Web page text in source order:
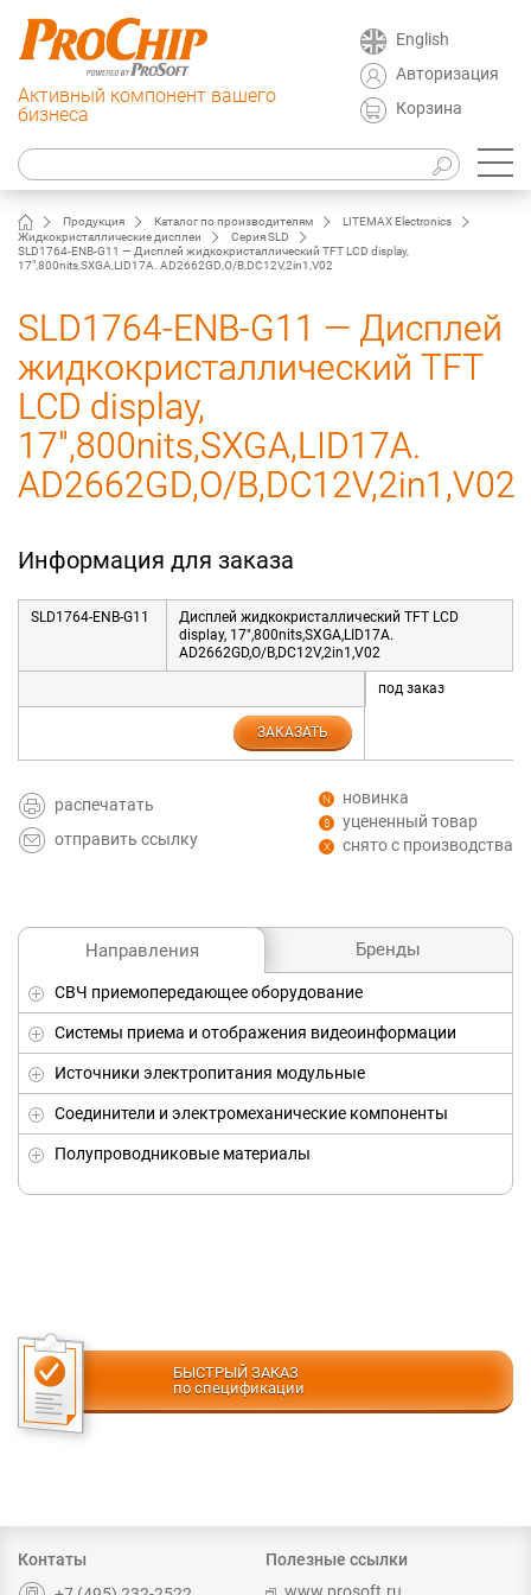
Активный компонент вашего
бизнеса
English
Авторизация
Корзина
Продукция Каталог по производителям
LITEMAX Electronics
Жидкокристаллические дисплеи
Серия SLD
SLD1764-ENB-G11 — Дисплей жидкокристаллический TFT LCD display,
17",800nits,SXGA,LID17A. AD2662GD,O/B,DC12V,2in1,V02
Направления Бренды
СВЧ приемопередающее оборудование
Системы приема и отображения видеоинформации
Источники электропитания модульные
Соединители и электромеханические компоненты
Полупроводниковые материалы
БЫСТРЫЙ ЗАКАЗ
по спецификации
SLD1764-ENB-G11 — Дисплей
жидкокристаллический TFT
LCD display,
17",800nits,SXGA,LID17A.
AD2662GD,O/B,DC12V,2in1,V02
Информация для заказа
SLD1764-ENB-G11
Дисплей жидкокристаллический TFT LCD
display, 17",800nits,SXGA,LID17A.
AD2662GD,O/B,DC12V,2in1,V02
под заказ
ЗАКАЗАТЬ
распечатать
отправить ссылку
новинка
уцененный товар
снято с производства
Контаты
Полезные ссылки